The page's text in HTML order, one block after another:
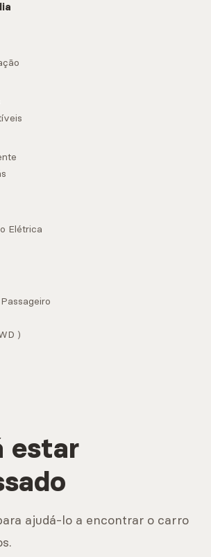
Elétrica
)
estar
ajudá-lo a encontrar o carro